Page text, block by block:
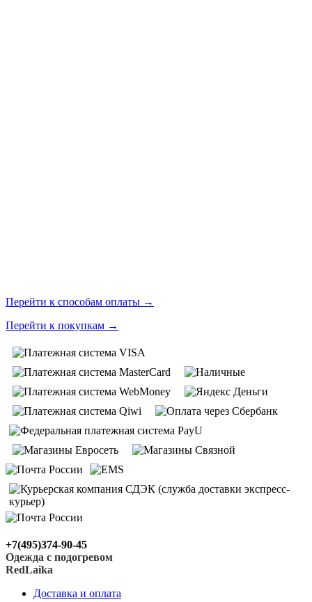
Перейти к способам оплаты →
Перейти к покупкам →
+7(495)374-90-45
Одежда с подогревом
RedLaika
Доставка и оплата